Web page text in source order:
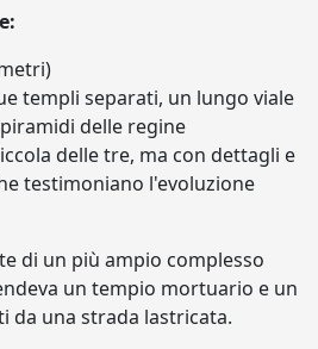
templi separati, un lungo viale
delle regine
delle tre, ma con dettagli e
testimoniano l'evoluzione
di un più ampio complesso
un tempio mortuario e un
da una strada lastricata.